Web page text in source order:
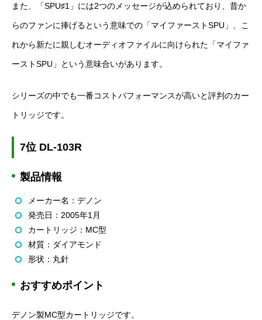
また、「SPU♯1」には2つのメッセージが込められており、昔か
らのファンに捧げるという意味での「マイファーストSPU」、こ
れから新たに親しむオーディオファイルに向けられた「マイファ
ーストSPU」という意味合いがあります。
シリーズの中でも一番コストパフォーマンスが高いと評判のカー
トリッジです。
7位 DL-103R
製品情報
メーカー名：デノン
発売日：2005年1月
カートリッジ：MC型
材質：ダイアモンド
形状：丸針
おすすめポイント
デノン製MC型カートリッジです。